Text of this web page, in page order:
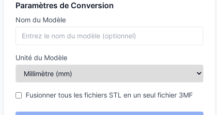
Paramètres de Conversion
Nom du Modèle
Unité du Modèle
Fusionner tous les fichiers STL en un seul fichier 3MF